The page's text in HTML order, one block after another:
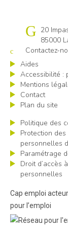
Cap emploi
20
85000
Contactez-
Aides
Accessibilité :
Mentions
Contact
Plan du site
Politique des
Protection
personnelles
Paramétrage
Droit d’accès
personnelles
Cap emploi
pour l’emploi